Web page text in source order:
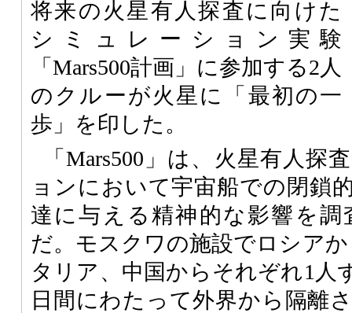
将来の火星有人探査に向けた
シミュレーション実験
「Mars500計画」に参加する2人
のクルーが火星に「最初の一
歩」を印した。
「Mars500」は、火星有人探
ョンにおいて宇宙船での閉鎖
達に与える精神的な影響を
だ。モスクワの施設でロシア
タリア、中国からそれぞれ1人
日間にわたって外界から隔離